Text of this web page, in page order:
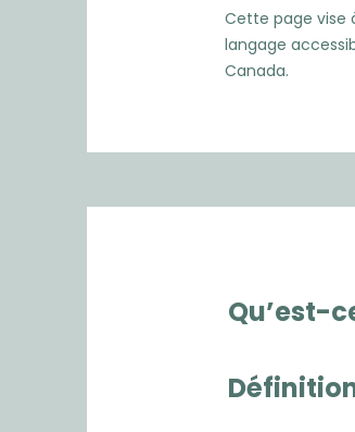
Cette page vise
langage
Canada.
Qu’est-